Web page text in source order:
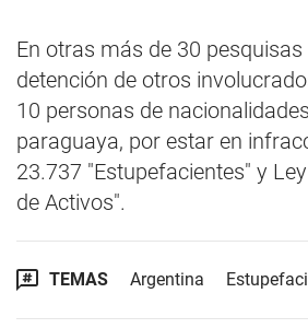
En otras más de 30
detención de otros
10 personas de
paraguaya, por estar en
23.737 "Estupefacientes" y
de Activos".
TEMAS Argentina